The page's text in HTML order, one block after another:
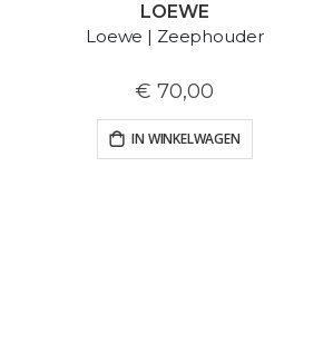
LOEWE
Loewe | Zeephouder
€ 70,00
IN WINKELWAGEN